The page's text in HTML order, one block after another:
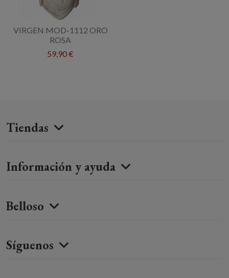
VIRGEN MOD-1112 ORO
ROSA
59,90 €
Tiendas
Información y ayuda
Belloso
Síguenos